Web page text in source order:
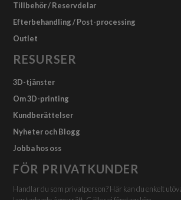
Tillbehör / Reservdelar
Efterbehandling / Post-processing
Outlet
RESURSER
3D-tjänster
Om 3D-printing
Kundberättelser
Nyheter och Blogg
Jobba hos oss
FÖR PRIVATKUNDER
Handlar du som privatperson? Här kan du enkelt